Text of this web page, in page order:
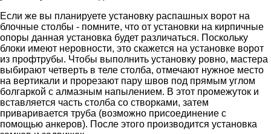
Если же вы планируете установку распашных ворот на
блочные столбы - помните, что от установки на кирпичные
опоры данная установка будет различаться. Поскольку
блоки имеют неровности, это скажется на установке ворот
из профтрубы. Чтобы выполнить установку ровно, мастера
выбирают четверть в теле столба, отмечают нужное место
на вертикали и прорезают пару швов под прямым углом
болгаркой с алмазным напылением. В этот промежуток и
вставляется часть столба со створками, затем
приваривается труба (возможно присоединение с
помощью анкеров). После этого производится установка